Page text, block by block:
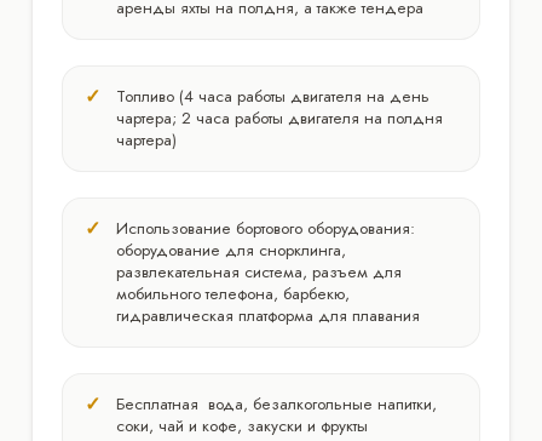
аренды яхты на полдня, а также тендера
Топливо (4 часа работы двигателя на день
чартера; 2 часа работы двигателя на полдня
чартера)
Использование бортового оборудования:
оборудование для снорклинга,
развлекательная система, разъем для
мобильного телефона, барбекю,
гидравлическая платформа для плавания
Бесплатная вода, безалкогольные напитки,
соки, чай и кофе, закуски и фрукты